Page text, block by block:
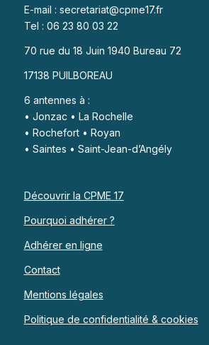
E-mail : secretariat@cpme17.fr
Tel : 06 23 80 03 22
70 rue du 18 Juin 1940 Bureau 72
17138 PUILBOREAU
6 antennes à :
• Jonzac • La Rochelle
• Rochefort • Royan
• Saintes • Saint-Jean-d’Angély
Découvrir la CPME 17
Pourquoi adhérer ?
Adhérer en ligne
Contact
Mentions légales
Politique de confidentialité & cookies